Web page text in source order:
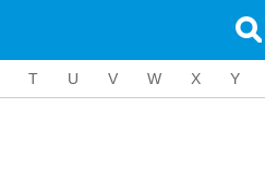
T U V W X Y